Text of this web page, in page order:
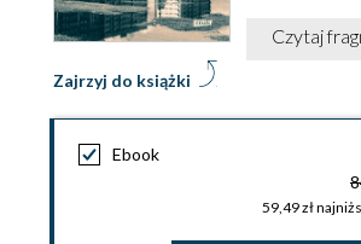
Zajrzyj do książki
Czytaj
Ebook
59,49 zł